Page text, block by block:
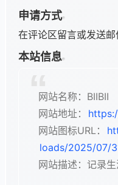
申请方式
在评论区留言或发送邮
本站信息
网站名称：BIIBII
网站地址：
网站图标URL：
loads/2025/07/
网站描述：记录生